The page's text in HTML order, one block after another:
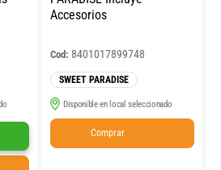
Accesorios
Cod: 8401017899748
SWEET PARADISE
Disponible en local seleccionado
Comprar